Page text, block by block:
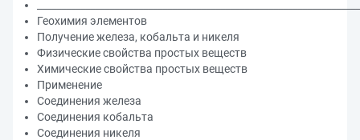
Геохимия элементов
Получение железа, кобальта и никеля
Физические свойства простых веществ
Химические свойства простых веществ
Применение
Соединения железа
Соединения кобальта
Соединения никеля